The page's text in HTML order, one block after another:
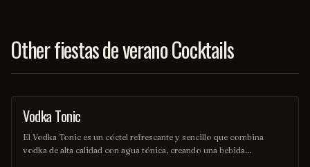
Other fiestas de verano Cocktails
COCKTAIL
Vodka Tonic
El Vodka Tonic es un cóctel refrescante y sencillo que combina
vodka de alta calidad con agua tónica, creando una bebida